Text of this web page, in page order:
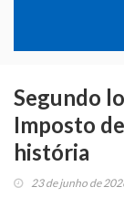
Segundo
Imposto
história
23 de junho de